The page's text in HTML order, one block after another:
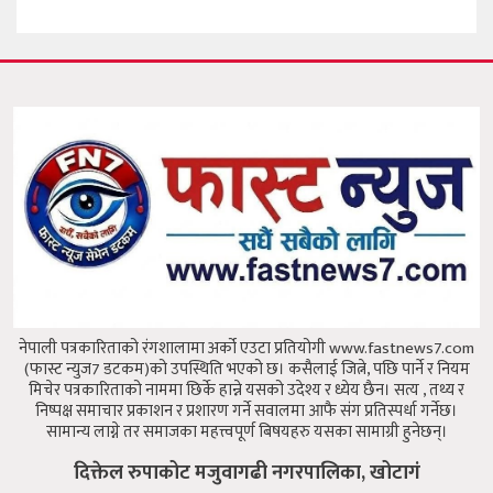
नेपाली पत्रकारिताको रंगशालामा अर्को एउटा प्रतियोगी www.fastnews7.com
(फास्ट न्युज7 डटकम)को उपस्थिति भएको छ। कसैलाई जित्ने, पछि पार्ने र नियम
मिचेर पत्रकारिताको नाममा छिर्के हान्ने यसको उदेश्य र ध्येय छैन। सत्य , तथ्य र
निष्पक्ष समाचार प्रकाशन र प्रशारण गर्ने सवालमा आफै संग प्रतिस्पर्धा गर्नेछ।
सामान्य लाग्ने तर समाजका महत्त्वपूर्ण बिषयहरु यसका सामाग्री हुनेछन्।
दिक्तेल रुपाकोट मजुवागढी नगरपालिका, खोटागं